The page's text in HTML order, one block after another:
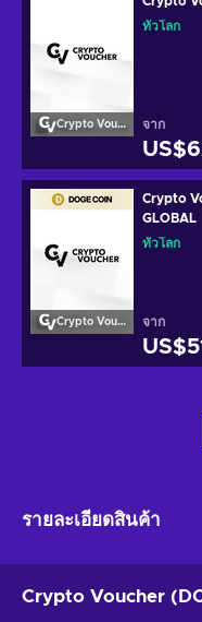
Crypto Voucher
ทั่วโลก
จาก
Crypto Voucher
Crypto
GLOBAL
ทั่วโลก
จาก
รายละเอียดสินค้า
Crypto Voucher